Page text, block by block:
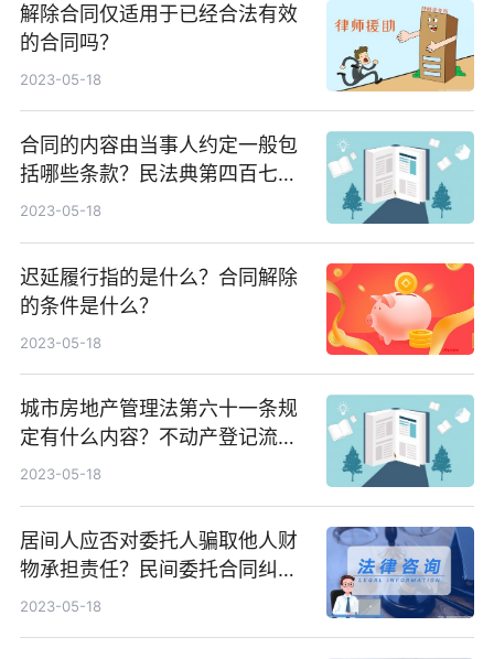
解除合同仅适用于已经合法有效
的合同吗？
2023-05-18
合同的内容由当事人约定一般包
括哪些条款？民法典第四百七十
条规定内容
2023-05-18
迟延履行指的是什么？合同解除
的条件是什么？
2023-05-18
城市房地产管理法第六十一条规
定有什么内容？不动产登记流程
是什么？
2023-05-18
居间人应否对委托人骗取他人财
物承担责任？民间委托合同纠纷
案例分析
2023-05-18